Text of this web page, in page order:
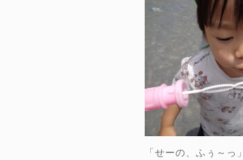
「せーの、ふぅ～っ」